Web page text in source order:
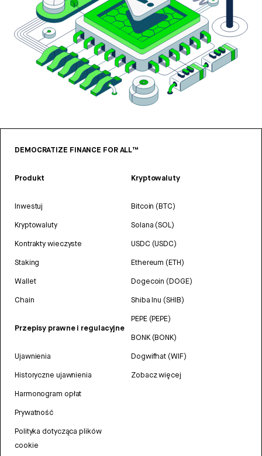
DEMOCRATIZE FINANCE FOR ALL™
Produkt
Inwestuj
Kryptowaluty
Kontrakty wieczyste
Staking
Wallet
Chain
Przepisy prawne i regulacyjne
Ujawnienia
Historyczne ujawnienia
Harmonogram opłat
Prywatność
Polityka dotycząca plików
cookie
Kryptowaluty
Bitcoin (BTC)
Solana (SOL)
USDC (USDC)
Ethereum (ETH)
Dogecoin (DOGE)
Shiba Inu (SHIB)
PEPE (PEPE)
BONK (BONK)
Dogwifhat (WIF)
Zobacz więcej